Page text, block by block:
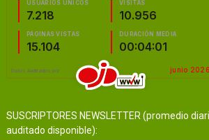
SUSCRIPTORES NEWSLETTER (promedio
auditado disponible):